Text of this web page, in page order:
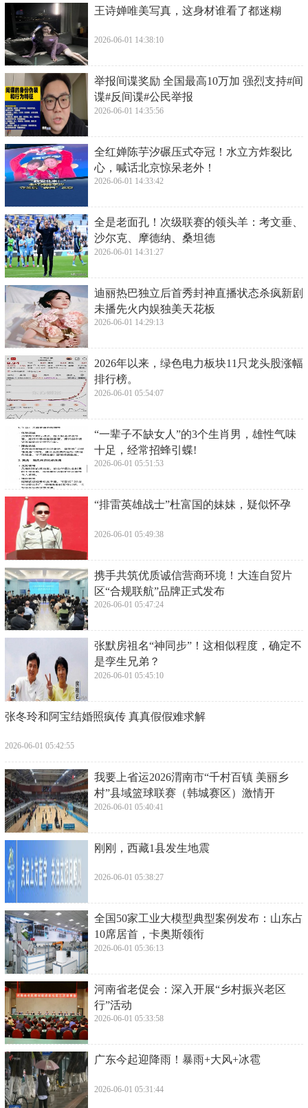
​王诗婵唯美写真，这身材谁看了都迷糊
2026-06-01 14:38:10
​举报间谍奖励 全国最高10万加 强烈支持#间
谍#反间谍#公民举报
2026-06-01 14:35:56
​全红婵陈芋汐碾压式夺冠！水立方炸裂比
心，喊话北京惊呆老外！
2026-06-01 14:33:42
​全是老面孔！次级联赛的领头羊：考文垂、
沙尔克、摩德纳、桑坦德
2026-06-01 14:31:27
​迪丽热巴独立后首秀封神直播状态杀疯新剧
未播先火内娱独美天花板
2026-06-01 14:29:13
​2026年以来，绿色电力板块11只龙头股涨幅
排行榜。
2026-06-01 05:54:07
​“一辈子不缺女人”的3个生肖男，雄性气味
十足，经常招蜂引蝶!
2026-06-01 05:51:53
​“排雷英雄战士”杜富国的妹妹，疑似怀孕
2026-06-01 05:49:38
​携手共筑优质诚信营商环境！大连自贸片
区“合规联航”品牌正式发布
2026-06-01 05:47:24
​张默房祖名“神同步”！这相似程度，确定不
是孪生兄弟？
2026-06-01 05:45:10
​张冬玲和阿宝结婚照疯传 真真假假难求解
2026-06-01 05:42:55
​我要上省运2026渭南市“千村百镇 美丽乡
村”县域篮球联赛（韩城赛区）激情开
2026-06-01 05:40:41
​刚刚，西藏1县发生地震
2026-06-01 05:38:27
​全国50家工业大模型典型案例发布：山东占
10席居首，卡奥斯领衔
2026-06-01 05:36:13
​河南省老促会：深入开展“乡村振兴老区
行”活动
2026-06-01 05:33:58
​广东今起迎降雨！暴雨+大风+冰雹
2026-06-01 05:31:44